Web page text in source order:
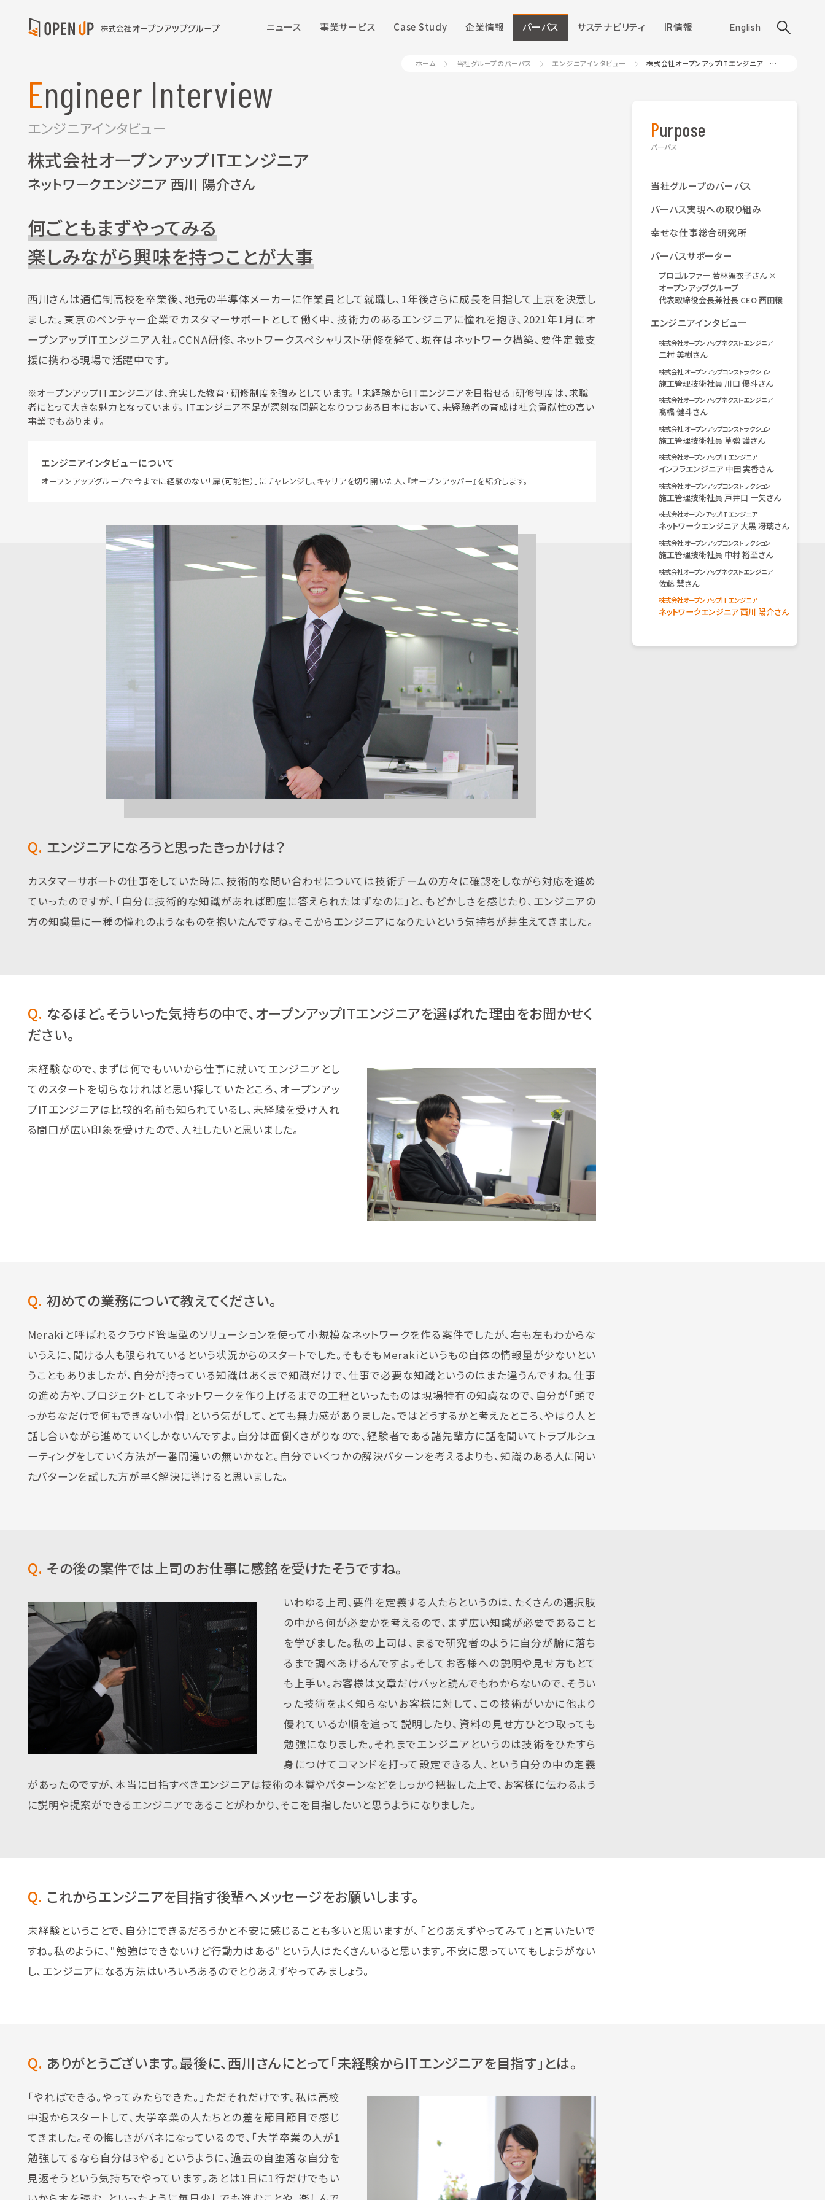
ニュース 事業サービス Case Study 企業情報 パーパス サステナビリティ IR情報 English
ホーム 当社グループのパーパス エンジニアインタビュー 株式会社オープンアップITエンジニア ネットワークエンジニア 西川 陽介さん
Engineer Interview
エンジニアインタビュー
株式会社オープンアップITエンジニア
ネットワークエンジニア 西川 陽介さん
何ごともまずやってみる
楽しみながら興味を持つことが大事
西川さんは通信制高校を卒業後、地元の半導体メーカーに作業員として就職し、1年後さらに成長を目指して上京を決意し
ました。東京のベンチャー企業でカスタマーサポートとして働く中、技術力のあるエンジニアに憧れを抱き、2021年1月にオ
ープンアップITエンジニア入社。CCNA研修、ネットワークスペシャリスト研修を経て、現在はネットワーク構築、要件定義支
援に携わる現場で活躍中です。
※オープンアップITエンジニアは、充実した教育・研修制度を強みとしています。 「未経験からITエンジニアを目指せる」研修制度は、求職
者にとって大きな魅力となっています。 ITエンジニア不足が深刻な問題となりつつある日本において、未経験者の育成は社会貢献性の高い
事業でもあります。
エンジニアインタビューについて
オープンアップグループで今までに経験のない「扉（可能性）」にチャレンジし、キャリアを切り開いた人、『オープンアッパー』を紹介します。
Q. エンジニアになろうと思ったきっかけは？
カスタマーサポートの仕事をしていた時に、技術的な問い合わせについては技術チームの方々に確認をしながら対応を進め
ていったのですが、「自分に技術的な知識があれば即座に答えられたはずなのに」と、もどかしさを感じたり、エンジニアの
方の知識量に一種の憧れのようなものを抱いたんですね。そこからエンジニアになりたいという気持ちが芽生えてきました。
Q. なるほど。そういった気持ちの中で、オープンアップITエンジニアを選ばれた理由をお聞かせく
ださい。
未経験なので、まずは何でもいいから仕事に就いてエンジニアとし
てのスタートを切らなければと思い探していたところ、オープンアッ
プITエンジニアは比較的名前も知られているし、未経験を受け入れ
る間口が広い印象を受けたので、入社したいと思いました。
Q. 初めての業務について教えてください。
Merakiと呼ばれるクラウド管理型のソリューションを使って小規模なネットワークを作る案件でしたが、右も左もわからな
いうえに、聞ける人も限られているという状況からのスタートでした。そもそもMerakiというもの自体の情報量が少ないとい
うこともありましたが、自分が持っている知識はあくまで知識だけで、仕事で必要な知識というのはまた違うんですね。仕事
の進め方や、プロジェクトとしてネットワークを作り上げるまでの工程といったものは現場特有の知識なので、自分が「頭で
っかちなだけで何もできない小僧」という気がして、とても無力感がありました。ではどうするかと考えたところ、やはり人と
話し合いながら進めていくしかないんですよ。自分は面倒くさがりなので、経験者である諸先輩方に話を聞いてトラブルシュ
ーティングをしていく方法が一番間違いの無いかなと。自分でいくつかの解決パターンを考えるよりも、知識のある人に聞い
たパターンを試した方が早く解決に導けると思いました。
Q. その後の案件では上司のお仕事に感銘を受けたそうですね。
いわゆる上司、要件を定義する人たちというのは、たくさんの選択肢
の中から何が必要かを考えるので、まず広い知識が必要であること
を学びました。私の上司は、まるで研究者のように自分が腑に落ち
るまで調べあげるんですよ。そしてお客様への説明や見せ方もとて
も上手い。お客様は文章だけパッと読んでもわからないので、そうい
った技術をよく知らないお客様に対して、この技術がいかに他より
優れているか順を追って説明したり、資料の見せ方ひとつ取っても
勉強になりました。それまでエンジニアというのは技術をひたすら
身につけてコマンドを打って設定できる人、という自分の中の定義
があったのですが、本当に目指すべきエンジニアは技術の本質やパターンなどをしっかり把握した上で、お客様に伝わるよう
に説明や提案ができるエンジニアであることがわかり、そこを目指したいと思うようになりました。
Q. これからエンジニアを目指す後輩へメッセージをお願いします。
未経験ということで、自分にできるだろうかと不安に感じることも多いと思いますが、「とりあえずやってみて」と言いたいで
すね。私のように、"勉強はできないけど行動力はある"という人はたくさんいると思います。不安に思っていてもしょうがない
し、エンジニアになる方法はいろいろあるのでとりあえずやってみましょう。
Q. ありがとうございます。最後に、西川さんにとって「未経験からITエンジニアを目指す」とは。
「やればできる。やってみたらできた。」ただそれだけです。私は高校
中退からスタートして、大学卒業の人たちとの差を節目節目で感じ
てきました。その悔しさがバネになっているので、「大学卒業の人が1
勉強してるなら自分は3やる」というように、過去の自堕落な自分を
見返そうという気持ちでやっています。あとは1日に1行だけでもい
Purpose
パーパス
当社グループのパーパス
パーパス実現への取り組み
幸せな仕事総合研究所
パーパスサポーター
プロゴルファー 若林舞衣子さん ×
オープンアップグループ
代表取締役会長兼社長 CEO 西田穣
エンジニアインタビュー
株式会社オープンアップネクストエンジニア
二村 美樹さん
株式会社 オープンアップコンストラクション
施工管理技術社員 川口 優斗さん
株式会社オープンアップネクストエンジニア
髙橋 健斗さん
株式会社 オープンアップコンストラクション
施工管理技術社員 草彅 護さん
株式会社オープンアップITエンジニア
インフラエンジニア 中田 実香さん
株式会社 オープンアップコンストラクション
施工管理技術社員 戸井口 一矢さん
株式会社オープンアップITエンジニア
ネットワークエンジニア 大黒 冴璃さん
株式会社 オープンアップコンストラクション
施工管理技術社員 中村 裕至さん
株式会社オープンアップネクストエンジニア
佐藤 慧さん
株式会社オープンアップITエンジニア
ネットワークエンジニア 西川 陽介さん